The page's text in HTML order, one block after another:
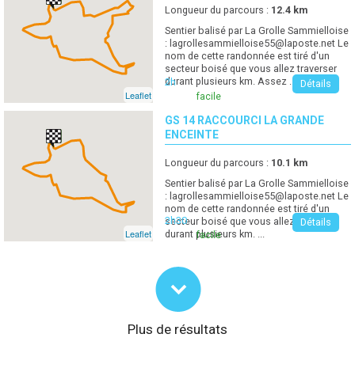
Leaflet
Longueur du parcours : 12.4 km
Sentier balisé par La Grolle Sammielloise
: lagrollesammielloise55@laposte.net Le
nom de cette randonnée est tiré d'un
secteur boisé que vous allez traverser
durant plusieurs km. Assez ...
2h
facile
Détails
Leaflet
GS 14 RACCOURCI LA GRANDE
ENCEINTE
Longueur du parcours : 10.1 km
Sentier balisé par La Grolle Sammielloise
: lagrollesammielloise55@laposte.net Le
nom de cette randonnée est tiré d'un
secteur boisé que vous allez traverser
durant plusieurs km. ...
2h30
facile
Détails
Plus de résultats